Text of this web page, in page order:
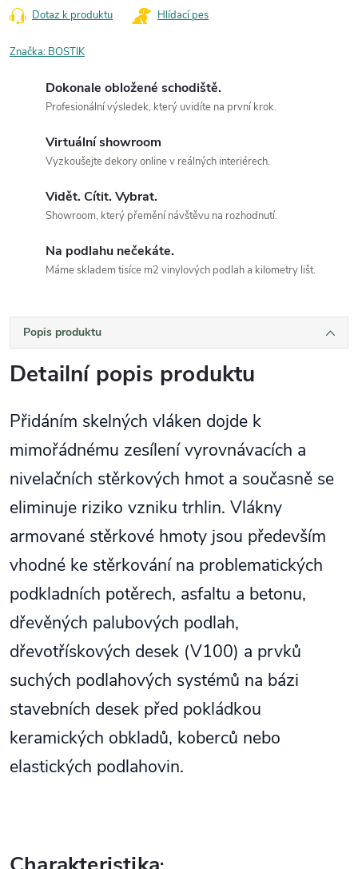
Dotaz k produktu Hlídací pes
Značka: BOSTIK
Dokonale obložené schodiště.
Profesionální výsledek, který uvidíte na první krok.
Virtuální showroom
Vyzkoušejte dekory online v reálných interiérech.
Vidět. Cítit. Vybrat.
Showroom, který přemění návštěvu na rozhodnutí.
Na podlahu nečekáte.
Máme skladem tisíce m2 vinylových podlah a kilometry lišt.
Popis produktu
Detailní popis produktu
Přidáním skelných vláken dojde k
mimořádnému zesílení vyrovnávacích a
nivelačních stěrkových hmot a současně se
eliminuje riziko vzniku trhlin. Vlákny
armované stěrkové hmoty jsou především
vhodné ke stěrkování na problematických
podkladních potěrech, asfaltu a betonu,
dřevěných palubových podlah,
dřevotřískových desek (V100) a prvků
suchých podlahových systémů na bázi
stavebních desek před pokládkou
keramických obkladů, koberců nebo
elastických podlahovin.